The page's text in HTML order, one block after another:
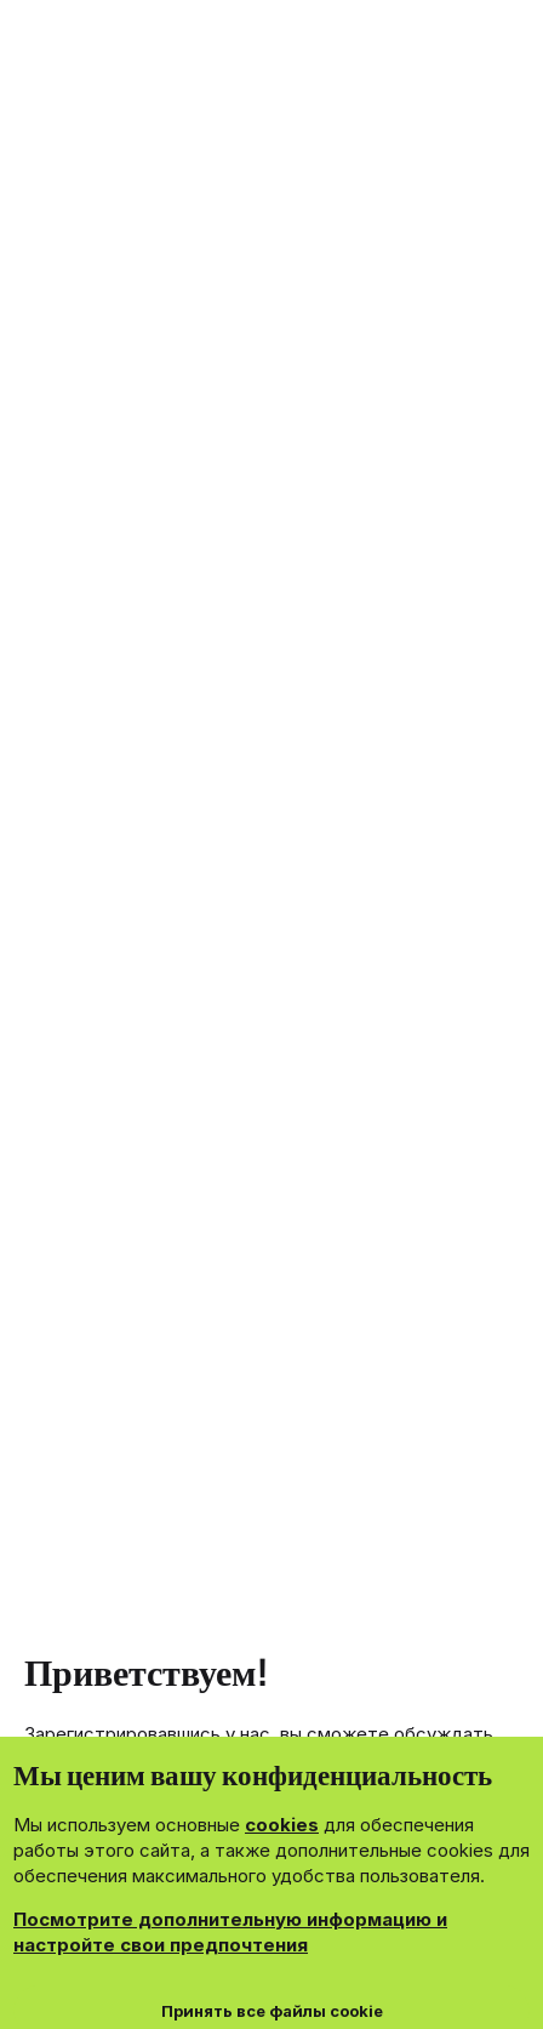
Приветствуем!
Зарегистрировавшись у нас, вы сможете обсуждать,
членам нашего сообщества.
Зарегистрироваться сейчас!
DohTheme
Мы ценим вашу конфиденциальность
Мы используем основные cookies для обеспечения
работы этого сайта, а также дополнительные cookies для
обеспечения максимального удобства пользователя.
Посмотрите дополнительную информацию и
настройте свои предпочтения
Принять все файлы cookie